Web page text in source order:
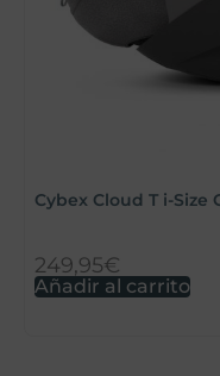
Cybex Cloud T i-Size
249,95€
Añadir al carrito